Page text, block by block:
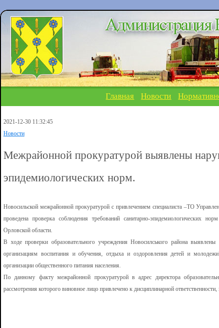
Главная Новости
2021-12-30 11:32:45
Новости
Межрайонной прокуратурой выявлены
эпидемиологических норм.
Новосильской межрайонной прокуратурой с привлечением специалиста –ТО
проведена проверка соблюдения требований санитарно-эпидемиологических
Орловской области.
В ходе проверки образовательного учреждения Новосилського района
организациям воспитания и обучения, отдыха и оздоровления детей и
организации общественного питания населения.
По данному факту межрайонной прокуратурой в адрес директора
рассмотрения которого виновное лицо привлечено к дисциплинарной